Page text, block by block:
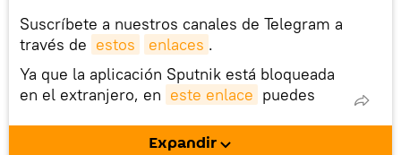
Suscríbete a nuestros canales de Telegram a
través de estos enlaces .
Ya que la aplicación Sputnik está bloqueada
en el extranjero, en este enlace puedes
móvil (¡solo para Android!).
Expandir